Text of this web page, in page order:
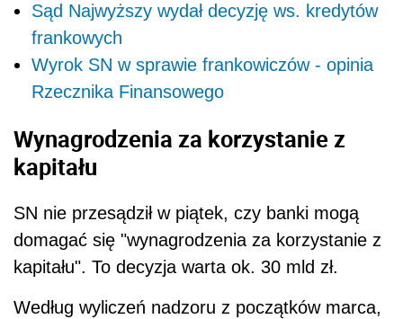
Sąd Najwyższy wydał decyzję ws. kredytów
frankowych
Wyrok SN w sprawie frankowiczów - opinia
Rzecznika Finansowego
Wynagrodzenia za korzystanie z
kapitału
SN nie przesądził w piątek, czy banki mogą
domagać się "wynagrodzenia za korzystanie z
kapitału". To decyzja warta ok. 30 mld zł.
Według wyliczeń nadzoru z początków marca,